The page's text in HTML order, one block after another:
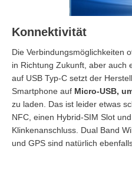
Konnektivität
Die Verbindungsmöglichkeiten
in Richtung Zukunft, aber auch
auf USB Typ-C setzt der
Smartphone auf Micro-USB,
zu laden. Das ist leider etwas
NFC, einen Hybrid-SIM Slot
Klinkenanschluss. Dual Band
und GPS sind natürlich